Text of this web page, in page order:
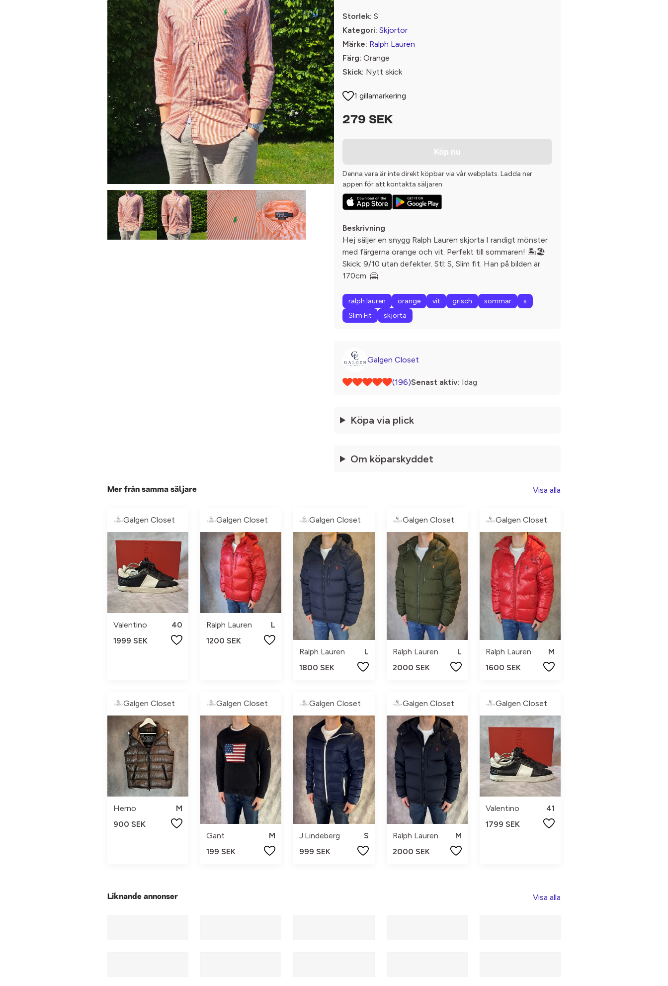
Storlek: S
Kategori: Skjortor
Märke: Ralph Lauren
Färg: Orange
Skick: Nytt skick
1 gillamarkering
279 SEK
Köp nu
Denna vara är inte direkt köpbar via vår webplats. Ladda ner
appen för att kontakta säljaren
Beskrivning
Hej säljer en snygg Ralph Lauren skjorta I randigt mönster
med färgerna orange och vit. Perfekt till sommaren! 🏝🏖
Skick: 9/10 utan defekter. Stl: S, Slim fit. Han på bilden är
170cm. 🤗
ralph lauren orange vit grisch sommar
s
Slim Fit
skjorta
Galgen Closet
(196)Senast aktiv: Idag
Köpa via plick
Om köparskyddet
Mer från samma säljare Visa alla
Galgen Closet
Valentino
40
1999 SEK
Galgen Closet
Ralph Lauren
L
1200 SEK
Galgen Closet
Ralph Lauren
L
1800 SEK
Galgen Closet
Ralph Lauren
L
2000 SEK
Galgen Closet
Ralph Lauren
M
1600 SEK
Galgen Closet
Herno
M
900 SEK
Galgen Closet
Gant
M
199 SEK
Galgen Closet
J.Lindeberg
S
999 SEK
Galgen Closet
Ralph Lauren
M
2000 SEK
Galgen Closet
Valentino
41
1799 SEK
Liknande annonser Visa alla